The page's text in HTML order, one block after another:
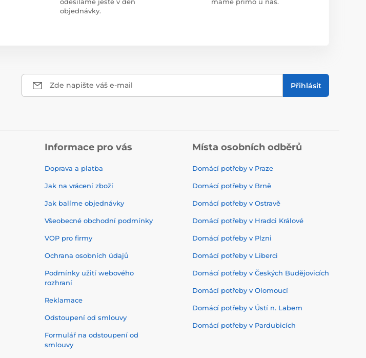
odesíláme ještě v den
objednávky.
máme přímo u nás.
Zde napište váš e-mail Přihlásit
Informace pro vás
Doprava a platba
Jak na vrácení zboží
Jak balíme objednávky
Všeobecné obchodní podmínky
VOP pro firmy
Ochrana osobních údajů
Podmínky užití webového
rozhraní
Reklamace
Odstoupení od smlouvy
Formulář na odstoupení od
smlouvy
Místa osobních odběrů
Domácí potřeby v Praze
Domácí potřeby v Brně
Domácí potřeby v Ostravě
Domácí potřeby v Hradci Králové
Domácí potřeby v Plzni
Domácí potřeby v Liberci
Domácí potřeby v Českých Budějovicích
Domácí potřeby v Olomoucí
Domácí potřeby v Ústí n. Labem
Domácí potřeby v Pardubicích